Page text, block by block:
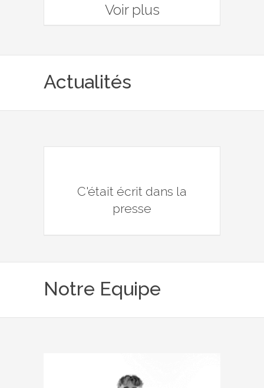
Voir plus
Actualités
C'était écrit dans la
presse
Notre Equipe